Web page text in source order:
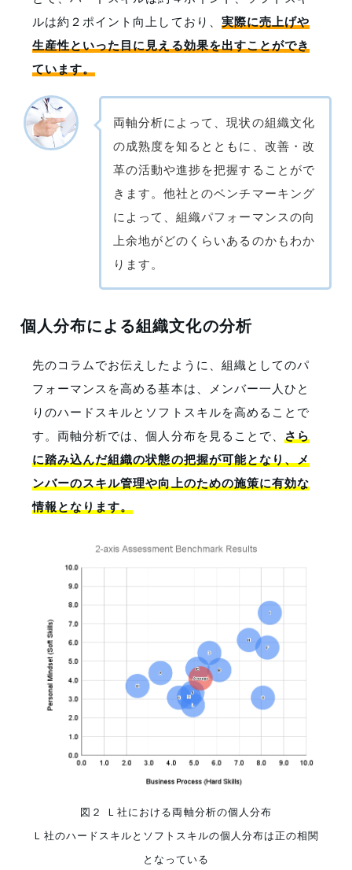
ルは約２ポイント向上しており、 実際に売上げや
生産性といった目に見える効果を出すことができ
ています。
両軸分析によって、現状の組織文化
の成熟度を知るとともに、改善・改
革の活動や進捗を把握することがで
きます。他社とのベンチマーキング
によって、組織パフォーマンスの向
上余地がどのくらいあるのかもわか
ります。
個人分布による組織文化の分析
先のコラムでお伝えしたように、組織としてのパ
フォーマンスを高める基本は、メンバー一人ひと
りのハードスキルとソフトスキルを高めることで
す。両軸分析では、個人分布を見ることで、 さら
に踏み込んだ組織の状態の把握が可能となり、メ
ンバーのスキル管理や向上のための施策に有効な
情報となります。
図２ Ｌ社における両軸分析の個人分布
Ｌ社のハードスキルとソフトスキルの個人分布は正の相関
となっている